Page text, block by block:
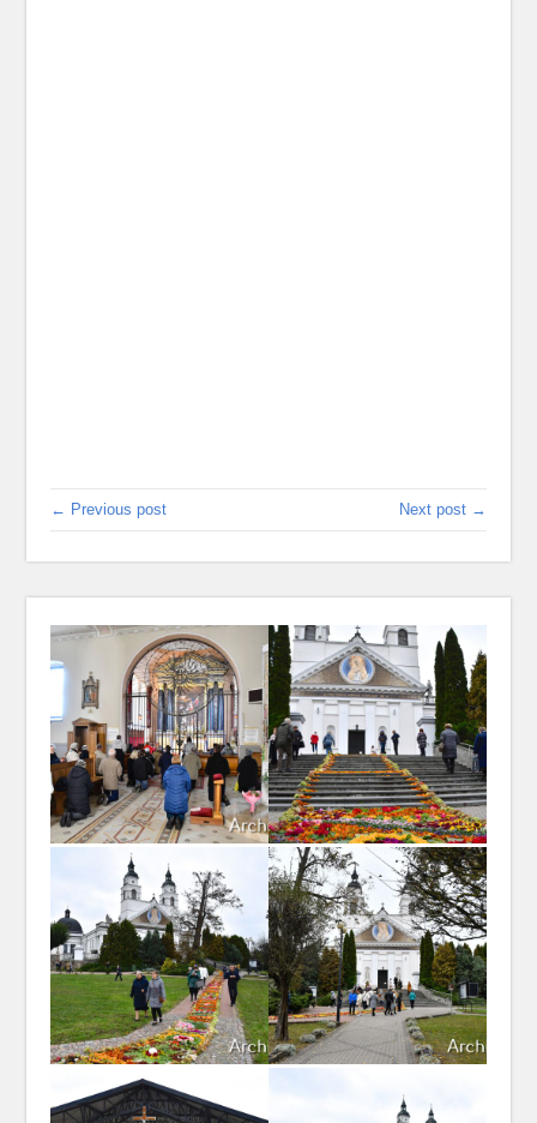
← Previous post Next post →